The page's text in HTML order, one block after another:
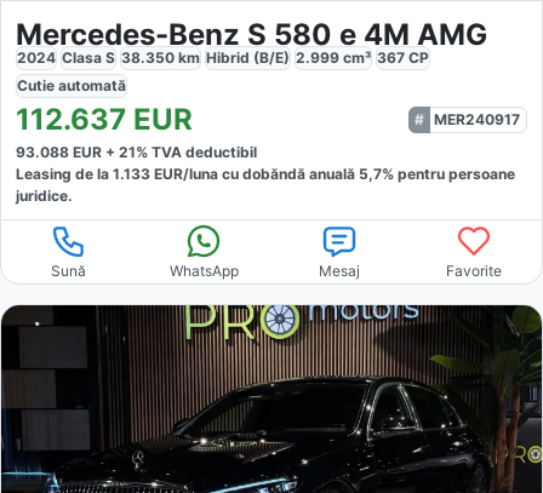
Mercedes-Benz S 580 e 4M AMG
2024 Clasa S 38.350 km Hibrid (B/E) 2.999 cm³ 367 CP
Cutie automată
112.637 EUR
MER240917
93.088 EUR + 21% TVA deductibil
Leasing de la 1.133 EUR/luna cu dobăndă anuală 5,7% pentru persoane
juridice.
Sună WhatsApp Mesaj Favorite